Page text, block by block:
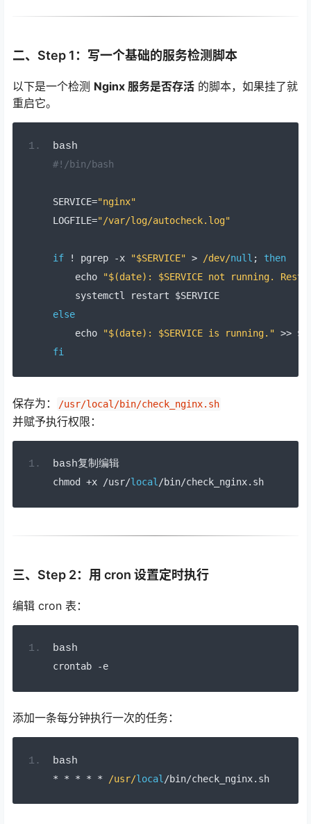
二、Step 1：写一个基础的服务检测脚本
以下是一个检测 Nginx 服务是否存活 的脚本，如果挂了就
重启它。
bash
#!/bin/bash
SERVICE="nginx"
LOGFILE="/var/log/autocheck.log"
if ! pgrep -x "$SERVICE" > /dev/null ;
then
    echo
"$(date): $SERVICE not running.
    systemctl restart $SERVICE
else
    echo
"$(date): $SERVICE is running." >>
fi
保存为： /usr/local/bin/check_nginx.sh
并赋予执行权限：
bash复制编辑
chmod +x /usr/local/bin/check_nginx. sh
三、Step 2：用 cron 设置定时执行
编辑 cron 表：
bash
crontab -e
添加一条每分钟执行一次的任务：
bash
* * * * * /usr/local /bin/check_nginx. sh